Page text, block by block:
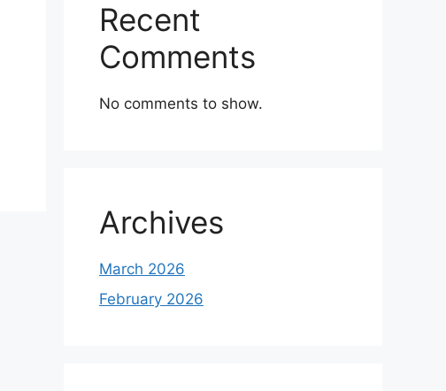
Recent
Comments
No comments to show.
Archives
March 2026
February 2026